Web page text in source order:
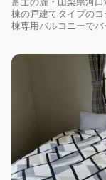
棟の戸建てタイプの
棟専用バルコニーで